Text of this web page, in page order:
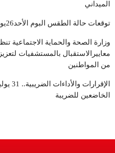
الميداني
توقعات حالة الطقس البوم الأحد26يوليوز
وزارة الصحة والحماية الاجتماعية
معاييرالاستقبال بالمستشفيات
من المواطنين
الخاضعين للضريبة